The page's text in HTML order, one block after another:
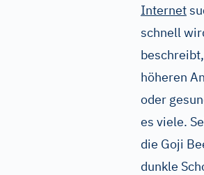
Internet
schnell
höheren
oder
es viele.
die Goji
dunkle